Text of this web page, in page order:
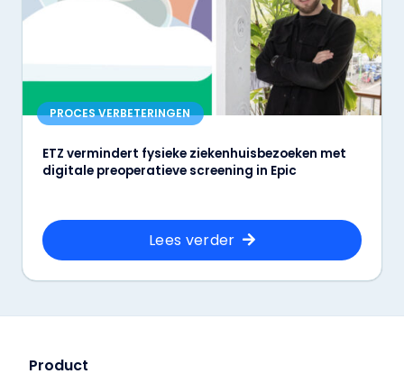
PROCES VERBETERINGEN
ETZ vermindert fysieke ziekenhuisbezoeken met
digitale preoperatieve screening in Epic
Lees verder
Product